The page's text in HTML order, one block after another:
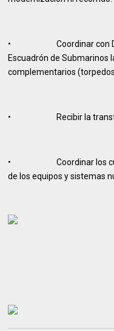
• Coordinar con
Escuadrón de Submarinos
complementarios
• Recibir la
• Coordinar los
de los equipos y sistemas